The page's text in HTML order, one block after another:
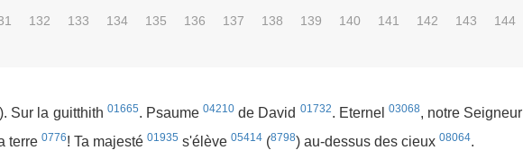
132 133 134 135 136 137 138 139 140 141 142 143 144
). Sur la guitthith 01665. Psaume04210 de David 01732. Eternel03068, notre Seigneur
terre 0776! Ta majesté 01935 s'élève 05414 (8798) au-dessus des cieux 08064.